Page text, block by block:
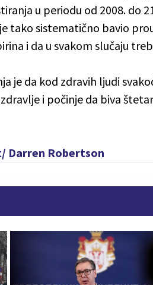
u periodu od 2008. do
tako sistematično bavio
i da u svakom slučaju
je da kod zdravih ljudi
i počinje da biva
Darren Robertson